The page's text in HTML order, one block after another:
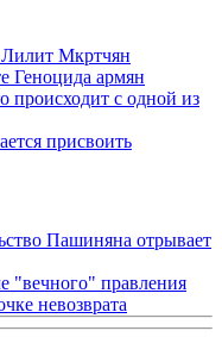
Мкртчян
Геноцида армян
происходит с одной из
присвоить
Пашиняна отрывает
"вечного" правления
невозврата